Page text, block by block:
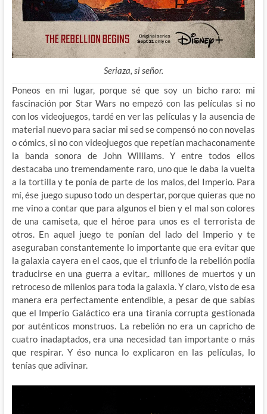
Seriaza, si señor.
Poneos en mi lugar, porque sé que soy un bicho raro: mi
fascinación por Star Wars no empezó con las películas si no
con los videojuegos, tardé en ver las películas y la ausencia de
material nuevo para saciar mi sed se compensó no con novelas
o cómics, si no con videojuegos que repetían machaconamente
la banda sonora de John Williams. Y entre todos ellos
destacaba uno tremendamente raro, uno que le daba la vuelta
a la tortilla y te ponía de parte de los malos, del Imperio. Para
mí, ése juego supuso todo un despertar, porque quieras que no
me vino a contar que para algunos el bien y el mal son colores
de una camiseta, que el héroe para unos es el terrorista de
otros. En aquel juego te ponían del lado del Imperio y te
aseguraban constantemente lo importante que era evitar que
la galaxia cayera en el caos, que el triunfo de la rebelión podía
traducirse en una guerra a evitar,. millones de muertos y un
retroceso de milenios para toda la galaxia. Y claro, visto de esa
manera era perfectamente entendible, a pesar de que sabías
que el Imperio Galáctico era una tiranía corrupta gestionada
por auténticos monstruos. La rebelión no era un capricho de
cuatro inadaptados, era una necesidad tan importante o más
que respirar. Y éso nunca lo explicaron en las películas, lo
tenías que adivinar.